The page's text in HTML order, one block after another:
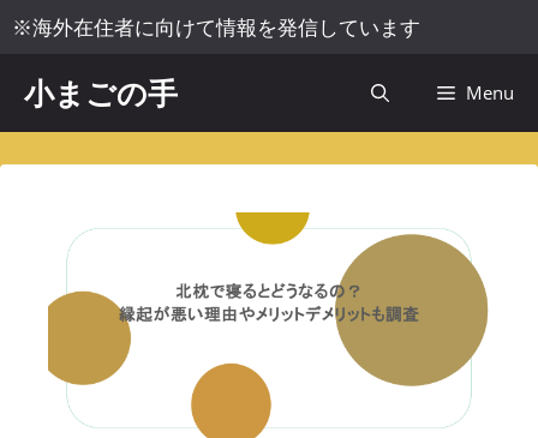
コ
ン
ツ
へ
※海外在住者に向けて情報を発信しています
小まごの手 Menu